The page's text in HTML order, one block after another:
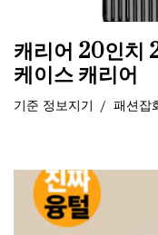
캐리어 20인치
케이스 캐리어
기준 정보지기 패션잡